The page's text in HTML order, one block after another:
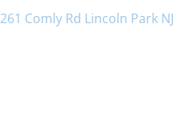
261 Comly Rd Lincoln Park